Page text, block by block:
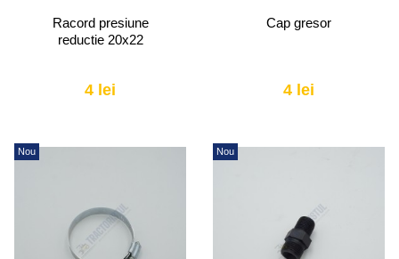
Racord presiune
reductie 20x22
4 lei
Cap gresor
4 lei
Nou Nou